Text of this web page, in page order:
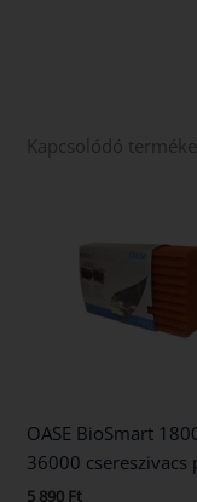
Kapcsolódó
OASE BioSmart
36000 csereszivacs
5 890 Ft